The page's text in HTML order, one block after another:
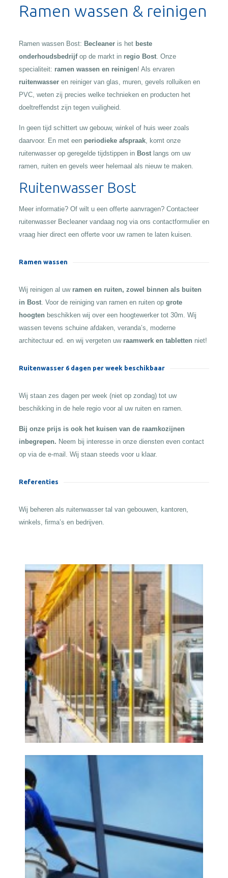
Ramen wassen & reinigen
Ramen wassen Bost: Becleaneris het beste
onderhoudsbedrijfop de markt in regio Bost. Onze
specialiteit: ramen wassen en reinigen! Als ervaren
ruitenwasseren reiniger van glas, muren, gevels rolluiken en
PVC, weten zij precies welke technieken en producten het
doeltreffendst zijn tegen vuiligheid.
In geen tijd schittert uw gebouw, winkel of huis weer zoals
daarvoor. En met een periodieke afspraak, komt onze
ruitenwasser op geregelde tijdstippen in Bostlangs om uw
ramen, ruiten en gevels weer helemaal als nieuw te maken.
Ruitenwasser Bost
Meer informatie? Of wilt u een offerte aanvragen? Contacteer
ruitenwasser Becleaner vandaag nog via ons contactformulier en
vraag hier direct een offerte voor uw ramen te laten kuisen.
Ramen wassen
Wij reinigen al uw ramen en ruiten, zowel binnen als buiten
in Bost. Voor de reiniging van ramen en ruiten op grote
hoogten beschikken wij over een hoogtewerker tot 30m. Wij
wassen tevens schuine afdaken, veranda’s, moderne
architectuur ed. en wij vergeten uw raamwerk en tabletten niet!
Ruitenwasser 6 dagen per week beschikbaar
Wij staan zes dagen per week (niet op zondag) tot uw
beschikking in de hele regio voor al uw ruiten en ramen.
Bij onze prijs is ook het kuisen van de raamkozijnen
inbegrepen. Neem bij interesse in onze diensten even contact
op via de e-mail. Wij staan steeds voor u klaar.
Referenties
Wij beheren als ruitenwasser tal van gebouwen, kantoren,
winkels, firma’s en bedrijven.